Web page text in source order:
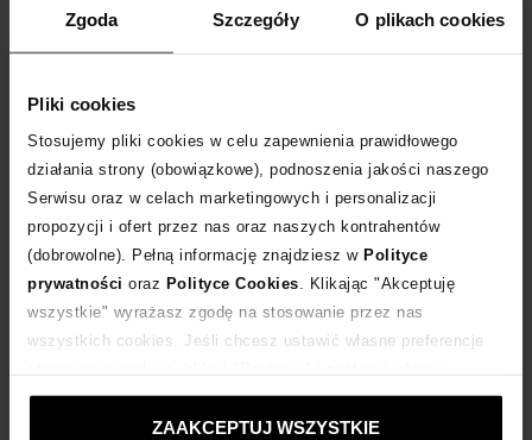
Zgoda Szczegóły O plikach cookies
Pliki cookies
Stosujemy pliki cookies w celu zapewnienia prawidłowego
działania strony (obowiązkowe), podnoszenia jakości naszego
Serwisu oraz w celach marketingowych i personalizacji
propozycji i ofert przez nas oraz naszych kontrahentów
(dobrowolne). Pełną informację znajdziesz w Polityce
prywatności oraz Polityce Cookies . Klikając "Akceptuję
wszystkie" wyrażasz zgodę na stosowanie przez nas
wszystkich cookies. Jeśli chcesz ustawić własne preferencje
ustawienia prywatności.
ZAAKCEPTUJ WSZYSTKIE
-40% -40%